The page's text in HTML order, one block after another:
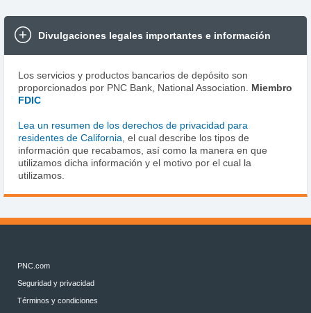
Divulgaciones legales importantes e información
Los servicios y productos bancarios de depósito son
proporcionados por PNC Bank, National Association. Miembro
FDIC
Lea un resumen de los derechos de privacidad para
residentes de California, el cual describe los tipos de
información que recabamos, así como la manera en que
utilizamos dicha información y el motivo por el cual la
utilizamos.
PNC.com
Seguridad y privacidad
Términos y condiciones